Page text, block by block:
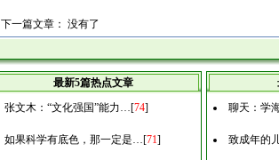
下一篇文章： 没有了
最新5篇热点文章
张文木：“文化强国”能力…[74]
如果科学有底色，那一定是…[71]
聊天：学
致成年的